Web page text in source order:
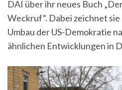
DAI über ihr neues Buch
Weckruf“. Dabei zeichnet
Umbau der US-Demokratie
ähnlichen Entwicklungen in